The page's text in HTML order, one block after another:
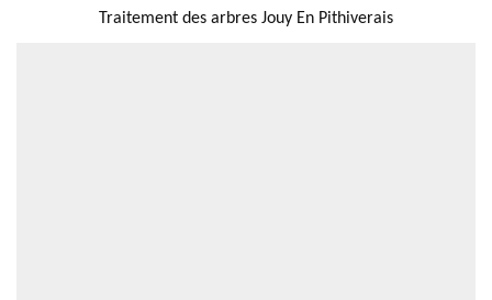
Traitement des arbres Jouy En Pithiverais